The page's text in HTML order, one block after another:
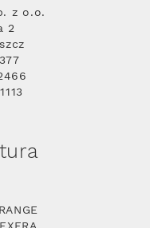
z o.o.
2